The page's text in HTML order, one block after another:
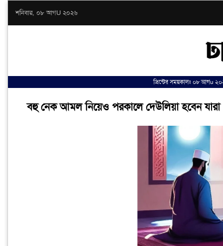
শনিবার, ০৮ আগU ২০২৬
প্রিন্টের সময়কালঃ ০৮ আগu
বহু নেক আমল নিয়েও পরকালে দেউলিয়া হবেন যারা